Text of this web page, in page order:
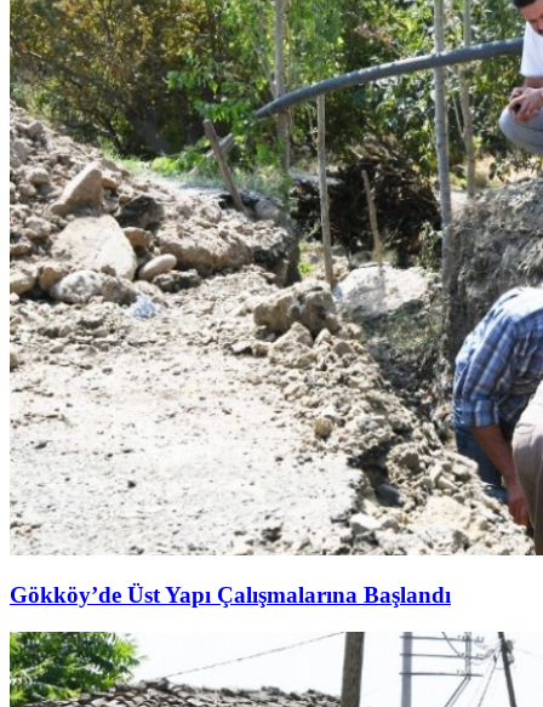
Gökköy’de Üst Yapı Çalışmalarına Başlandı